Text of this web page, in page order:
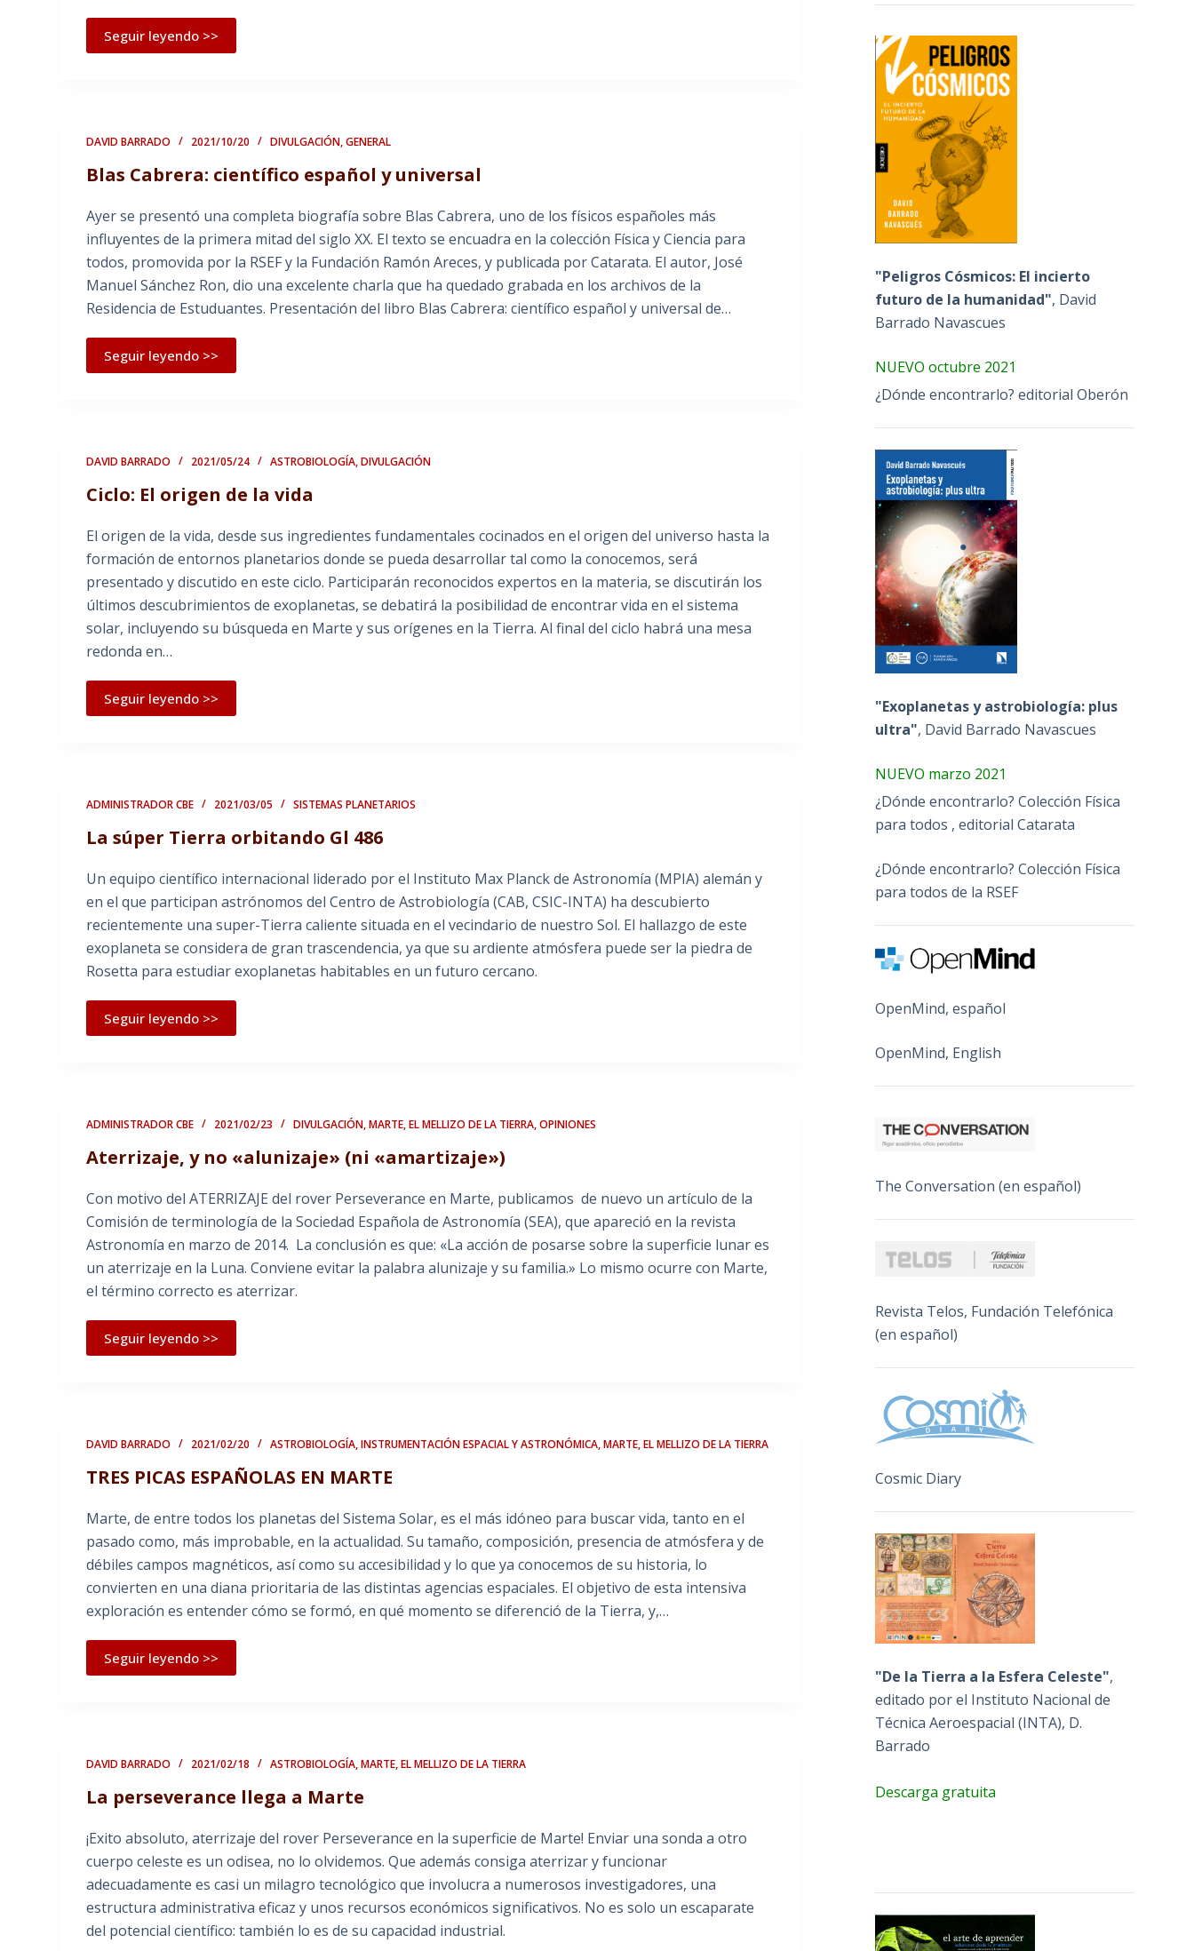
Seguir leyendo >>
DAVID BARRADO 2021/10/20 DIVULGACIÓN,GENERAL
Blas Cabrera: científico español y universal
Ayer se presentó una completa biografía sobre Blas Cabrera, uno de los físicos españoles más
influyentes de la primera mitad del siglo XX. El texto se encuadra en la colección Física y Ciencia para
todos, promovida por la RSEF y la Fundación Ramón Areces, y publicada por Catarata. El autor, José
Manuel Sánchez Ron, dio una excelente charla que ha quedado grabada en los archivos de la
Residencia de Estuduantes. Presentación del libro Blas Cabrera: científico español y universal de…
Seguir leyendo >>
DAVID BARRADO 2021/05/24 ASTROBIOLOGÍA,DIVULGACIÓN
Ciclo: El origen de la vida
El origen de la vida, desde sus ingredientes fundamentales cocinados en el origen del universo hasta la
formación de entornos planetarios donde se pueda desarrollar tal como la conocemos, será
presentado y discutido en este ciclo. Participarán reconocidos expertos en la materia, se discutirán los
últimos descubrimientos de exoplanetas, se debatirá la posibilidad de encontrar vida en el sistema
solar, incluyendo su búsqueda en Marte y sus orígenes en la Tierra. Al final del ciclo habrá una mesa
redonda en…
Seguir leyendo >>
ADMINISTRADOR CBE 2021/03/05 SISTEMAS PLANETARIOS
La súper Tierra orbitando Gl 486
Un equipo científico internacional liderado por el Instituto Max Planck de Astronomía (MPIA) alemán y
en el que participan astrónomos del Centro de Astrobiología (CAB, CSIC-INTA) ha descubierto
recientemente una super-Tierra caliente situada en el vecindario de nuestro Sol. El hallazgo de este
exoplaneta se considera de gran trascendencia, ya que su ardiente atmósfera puede ser la piedra de
Rosetta para estudiar exoplanetas habitables en un futuro cercano.
Seguir leyendo >>
ADMINISTRADOR CBE 2021/02/23 DIVULGACIÓN,MARTE, EL MELLIZO DE LA TIERRA,OPINIONES
Aterrizaje, y no «alunizaje» (ni «amartizaje»)
Con motivo del ATERRIZAJE del rover Perseverance en Marte, publicamos de nuevo un artículo de la
Comisión de terminología de la Sociedad Española de Astronomía (SEA), que apareció en la revista
Astronomía en marzo de 2014. La conclusión es que: «La acción de posarse sobre la superficie lunar es
un aterrizaje en la Luna. Conviene evitar la palabra alunizaje y su familia.» Lo mismo ocurre con Marte,
el término correcto es aterrizar.
Seguir leyendo >>
DAVID BARRADO 2021/02/20 ASTROBIOLOGÍA,INSTRUMENTACIÓN ESPACIAL Y ASTRONÓMICA,MARTE, EL MELLIZO DE LA TIERRA
TRES PICAS ESPAÑOLAS EN MARTE
Marte, de entre todos los planetas del Sistema Solar, es el más idóneo para buscar vida, tanto en el
pasado como, más improbable, en la actualidad. Su tamaño, composición, presencia de atmósfera y de
débiles campos magnéticos, así como su accesibilidad y lo que ya conocemos de su historia, lo
convierten en una diana prioritaria de las distintas agencias espaciales. El objetivo de esta intensiva
exploración es entender cómo se formó, en qué momento se diferenció de la Tierra, y,…
Seguir leyendo >>
DAVID BARRADO 2021/02/18 ASTROBIOLOGÍA,MARTE, EL MELLIZO DE LA TIERRA
La perseverance llega a Marte
¡Exito absoluto, aterrizaje del rover Perseverance en la superficie de Marte! Enviar una sonda a otro
cuerpo celeste es un odisea, no lo olvidemos. Que además consiga aterrizar y funcionar
adecuadamente es casi un milagro tecnológico que involucra a numerosos investigadores, una
estructura administrativa eficaz y unos recursos económicos significativos. No es solo un escaparate
del potencial científico: también lo es de su capacidad industrial.
"Peligros Cósmicos: El incierto
futuro de la humanidad", David
Barrado Navascues
NUEVO octubre 2021
¿Dónde encontrarlo? editorial Oberón
"Exoplanetas y astrobiología: plus
ultra", David Barrado Navascues
NUEVO marzo 2021
¿Dónde encontrarlo? Colección Física
para todos , editorial Catarata
¿Dónde encontrarlo? Colección Física
para todos de la RSEF
OpenMind, español
OpenMind, English
The Conversation (en español)
Revista Telos, Fundación Telefónica
(en español)
Cosmic Diary
"De la Tierra a la Esfera Celeste",
editado por el Instituto Nacional de
Técnica Aeroespacial (INTA), D.
Barrado
Descarga gratuita